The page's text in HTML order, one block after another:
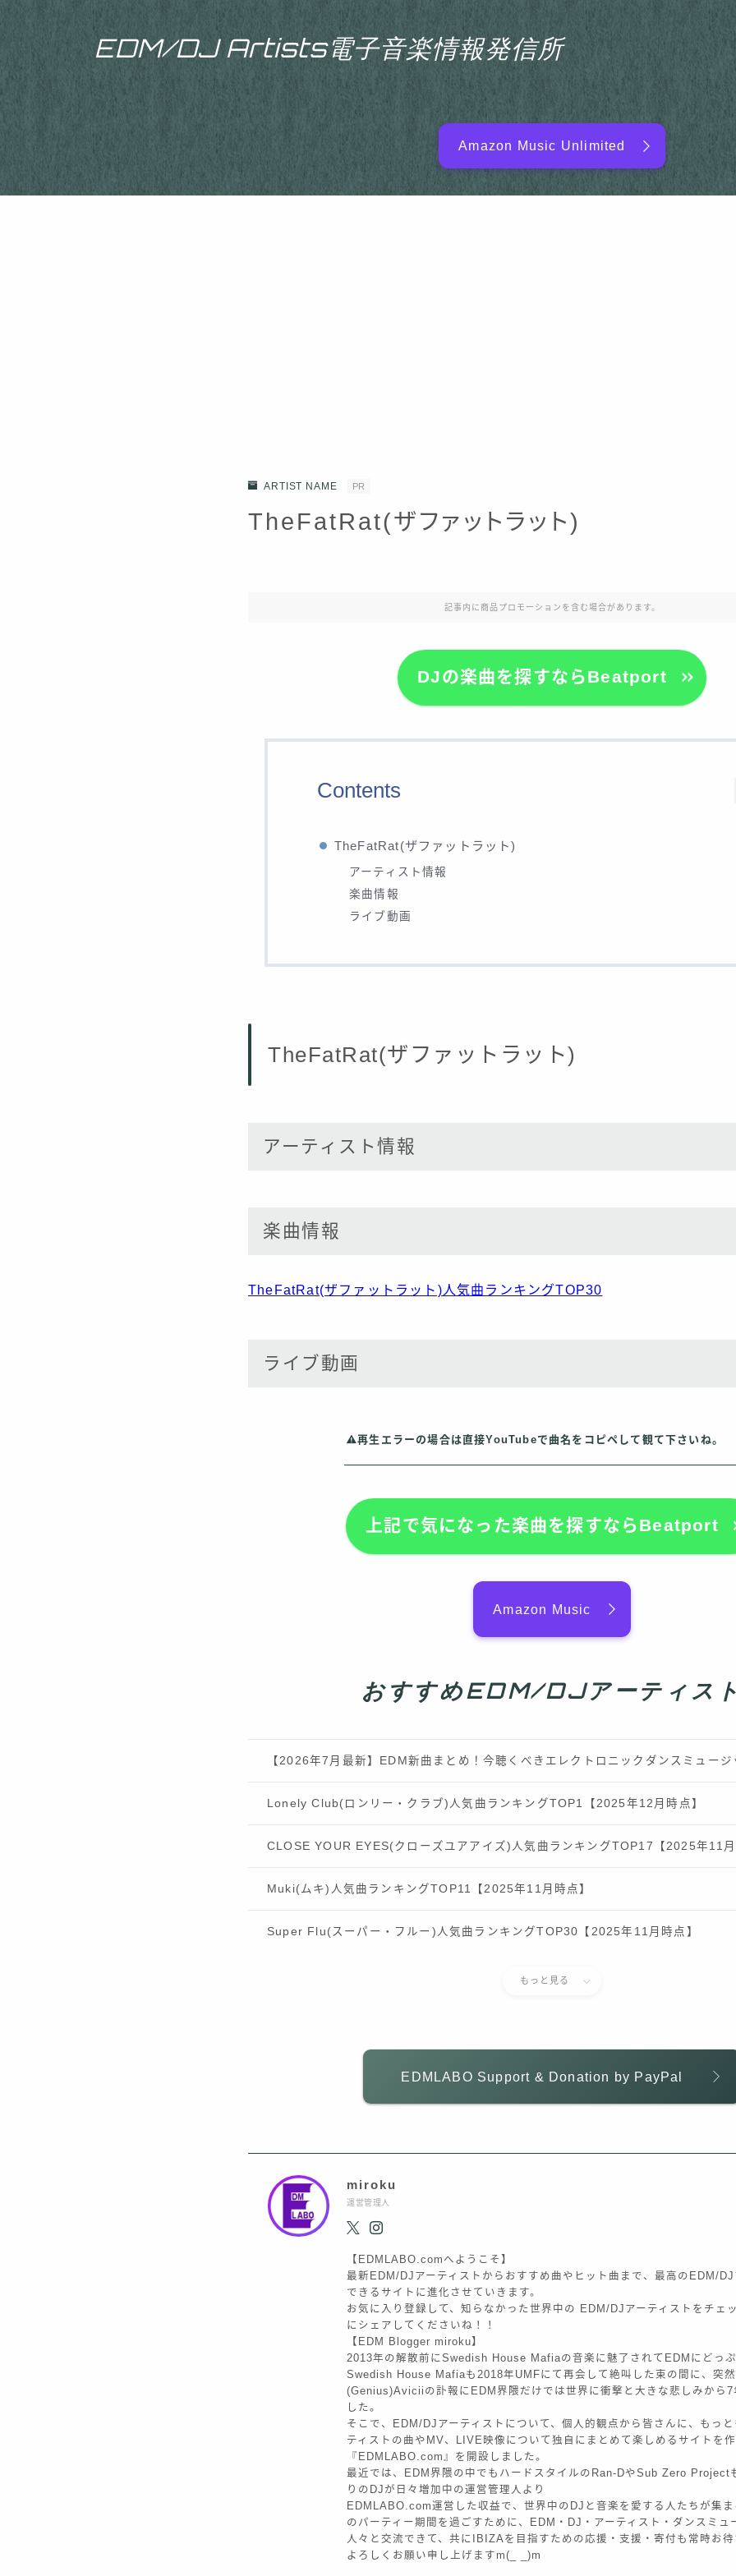
EDM/DJ Artists電子音楽情報発信所
EDM/DJ/PD ARTIST
Amazon Music Unlimited
ARTIST NAME PR
TheFatRat(ザファットラット)
記事内に商品プロモーションを含む場合があります。
DJの楽曲を探すならBeatport
Contents
TheFatRat(ザファットラット)
アーティスト情報
楽曲情報
ライブ動画
TheFatRat(ザファットラット)
アーティスト情報
楽曲情報
TheFatRat(ザファットラット)人気曲ランキングTOP30
ライブ動画
再生エラーの場合は直接YouTubeで曲名をコピペして観て下さいね。
上記で気になった楽曲を探すならBeatport
Amazon Music
おすすめEDM/DJアーティスト
【2026年7月最新】EDM新曲まとめ！今聴くべきエレクトロニックダンスミュージ
Lonely Club(ロンリー・クラブ)人気曲ランキングTOP1【2025年12月時点】
CLOSE YOUR EYES(クローズユアアイズ)人気曲ランキングTOP17【2025年11月
Muki(ムキ)人気曲ランキングTOP11【2025年11月時点】
Super Flu(スーパー・フルー)人気曲ランキングTOP30【2025年11月時点】
もっと見る
EDMLABO Support & Donation by PayPal
miroku
運営管理人
【EDMLABO.comへようこそ】
最新EDM/DJアーティストからおすすめ曲やヒット曲まで、最高のEDM/DJ
できるサイトに進化させていきます。
お気に入り登録して、知らなかった世界中の EDM/DJアーティストをチェ
にシェアしてくださいね！！
【EDM Blogger miroku】
2013年の解散前にSwedish House Mafiaの音楽に魅了されてEDMにどっぷ
Swedish House Mafiaも2018年UMFにて再会して絶叫した束の間に、突
(Genius)Aviciiの訃報にEDM界隈だけでは世界に衝撃と大きな悲しみから7
した。
そこで、EDM/DJアーティストについて、個人的観点から皆さんに、もっ
ティストの曲やMV、LIVE映像について独自にまとめて楽しめるサイトを
『EDMLABO.com』を開設しました。
最近では、EDM界隈の中でもハードスタイルのRan-DやSub Zero Project
りのDJが日々増加中の運営管理人より
EDMLABO.com運営した収益で、世界中のDJと音楽を愛する人たちが集
のパーティー期間を過ごすために、EDM・DJ・アーティスト・ダンスミュ
人々と交流できて、共にIBIZAを目指すための応援・支援・寄付も常時お待
よろしくお願い申し上げますm(_ _)m